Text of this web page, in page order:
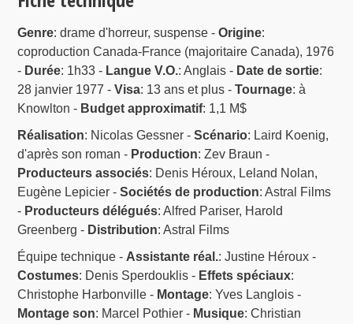
Genre: drame d'horreur, suspense -Origine:
coproduction Canada-France (majoritaire Canada), 1976
- Durée: 1h33 - Langue V.O.: Anglais - Date de sortie:
28 janvier 1977 -Visa: 13 ans et plus -Tournage: à
Knowlton - Budget approximatif: 1,1 M$
Réalisation: Nicolas Gessner -Scénario: Laird Koenig,
d'après son roman - Production: Zev Braun -
Producteurs associés: Denis Héroux, Leland Nolan,
Eugène Lepicier -Sociétés de production: Astral Films
- Producteurs délégués: Alfred Pariser, Harold
Greenberg - Distribution: Astral Films
Équipe technique - Assistante réal.: Justine Héroux -
Costumes: Denis Sperdouklis - Effets spéciaux:
Christophe Harbonville - Montage: Yves Langlois -
Montage son: Marcel Pothier - Musique: Christian